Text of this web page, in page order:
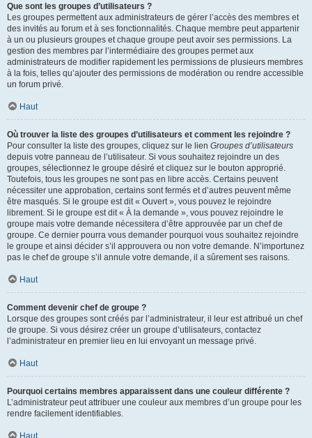
Que sont les groupes d’utilisateurs ?
Les groupes permettent aux administrateurs de gérer l’accès des membres et
des invités au forum et à ses fonctionnalités. Chaque membre peut appartenir
à un ou plusieurs groupes et chaque groupe peut avoir ses permissions. La
gestion des membres par l’intermédiaire des groupes permet aux
administrateurs de modifier rapidement les permissions de plusieurs membres
à la fois, telles qu’ajouter des permissions de modération ou rendre accessible
un forum privé.
Haut
Où trouver la liste des groupes d’utilisateurs et comment les rejoindre ?
Pour consulter la liste des groupes, cliquez sur le lien Groupes d’utilisateurs
depuis votre panneau de l’utilisateur. Si vous souhaitez rejoindre un des
groupes, sélectionnez le groupe désiré et cliquez sur le bouton approprié.
Toutefois, tous les groupes ne sont pas en libre accès. Certains peuvent
nécessiter une approbation, certains sont fermés et d’autres peuvent même
être masqués. Si le groupe est dit « Ouvert », vous pouvez le rejoindre
librement. Si le groupe est dit « À la demande », vous pouvez rejoindre le
groupe mais votre demande nécessitera d’être approuvée par un chef de
groupe. Ce dernier pourra vous demander pourquoi vous souhaitez rejoindre
le groupe et ainsi décider s’il approuvera ou non votre demande. N’importunez
pas le chef de groupe s’il annule votre demande, il a sûrement ses raisons.
Haut
Comment devenir chef de groupe ?
Lorsque des groupes sont créés par l’administrateur, il leur est attribué un chef
de groupe. Si vous désirez créer un groupe d’utilisateurs, contactez
l’administrateur en premier lieu en lui envoyant un message privé.
Haut
Pourquoi certains membres apparaissent dans une couleur différente ?
L’administrateur peut attribuer une couleur aux membres d’un groupe pour les
rendre facilement identifiables.
Haut